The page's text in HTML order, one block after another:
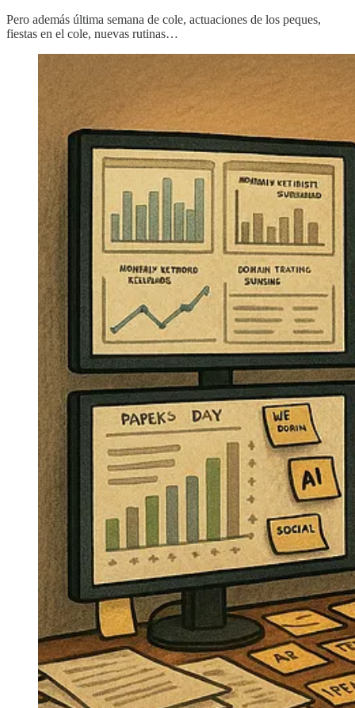
Pero además última semana de cole, actuaciones de los peques,
fiestas en el cole, nuevas rutinas…